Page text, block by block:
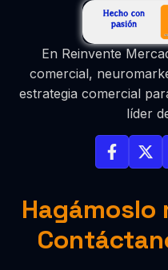
En Reinvente
comercial,
estrategia comercial
líder
Hagámoslo